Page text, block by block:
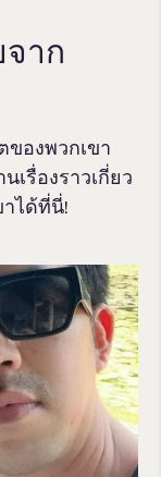
จาก
ของพวกเขา
รื่องราวเกี่ยว
ได้ที่นี่!